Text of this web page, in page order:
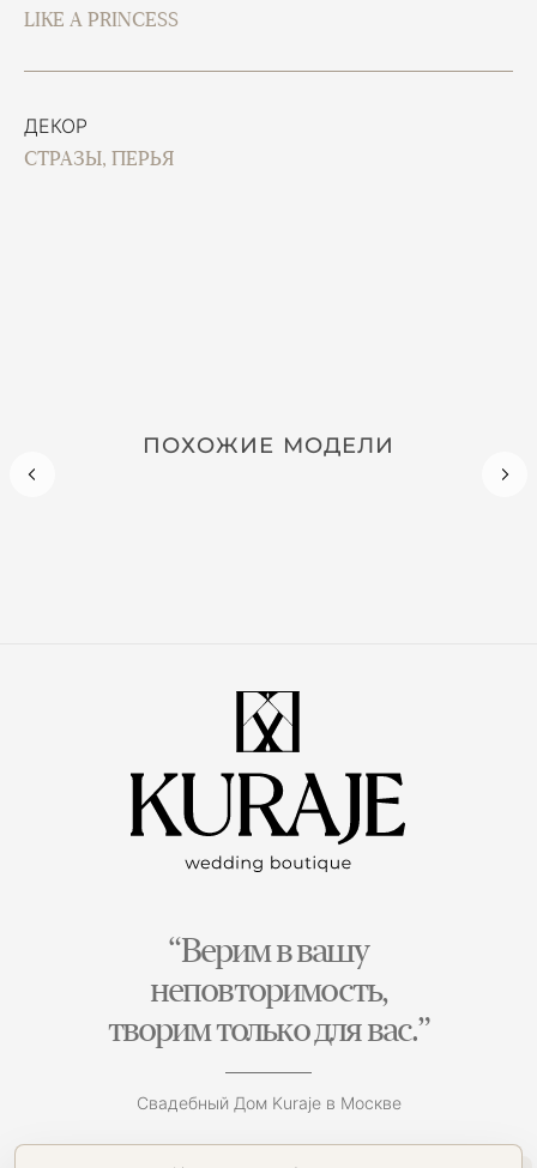
LIKE A PRINCESS
ДЕКОР
СТРАЗЫ, ПЕРЬЯ
ПОХОЖИЕ МОДЕЛИ
“Верим в вашу
неповторимость,
творим только для вас.”
Свадебный Дом Kuraje в Москве